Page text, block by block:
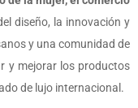
diseño, la innovación y
y una comunidad de
y mejorar los productos
de lujo internacional.